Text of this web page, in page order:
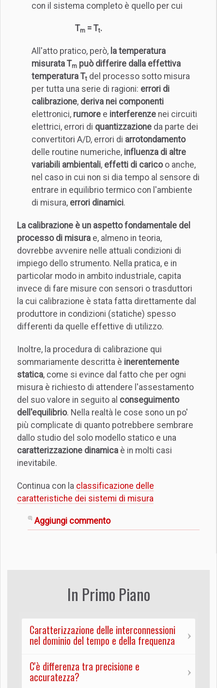
con il sistema completo è quello per cui
Tm = Tt.
All'atto pratico, però, la temperatura
misurata Tm può differire dalla effettiva
temperatura Tt del processo sotto misura
per tutta una serie di ragioni: errori di
calibrazione, deriva nei componenti
elettronici, rumore e interferenze nei circuiti
elettrici, errori di quantizzazione da parte dei
convertitori A/D, errori di arrotondamento
delle routine numeriche, influenza di altre
variabili ambientali, effetti di caricoo anche,
nel caso in cui non si dia tempo al sensore di
entrare in equilibrio termico con l'ambiente
di misura, errori dinamici.
La calibrazione è un aspetto fondamentale del
processo di misura e, almeno in teoria,
dovrebbe avvenire nelle attuali condizioni di
impiego dello strumento. Nella pratica, e in
particolar modo in ambito industriale, capita
invece di fare misure con sensori o trasduttori
la cui calibrazione è stata fatta direttamente dal
produttore in condizioni (statiche) spesso
differenti da quelle effettive di utilizzo.
Inoltre, la procedura di calibrazione qui
sommariamente descritta è inerentemente
statica, come si evince dal fatto che per ogni
misura è richiesto di attendere l'assestamento
del suo valore in seguito al conseguimento
dell'equilibrio. Nella realtà le cose sono un po'
più complicate di quanto potrebbere sembrare
dallo studio del solo modello statico e una
caratterizzazione dinamica è in molti casi
inevitabile.
Continua con la classificazione delle
caratteristiche dei sistemi di misura
Aggiungi commento
In Primo Piano
Caratterizzazione delle interconnessioni
nel dominio del tempo e della frequenza
C'è differenza tra precisione e
accuratezza?